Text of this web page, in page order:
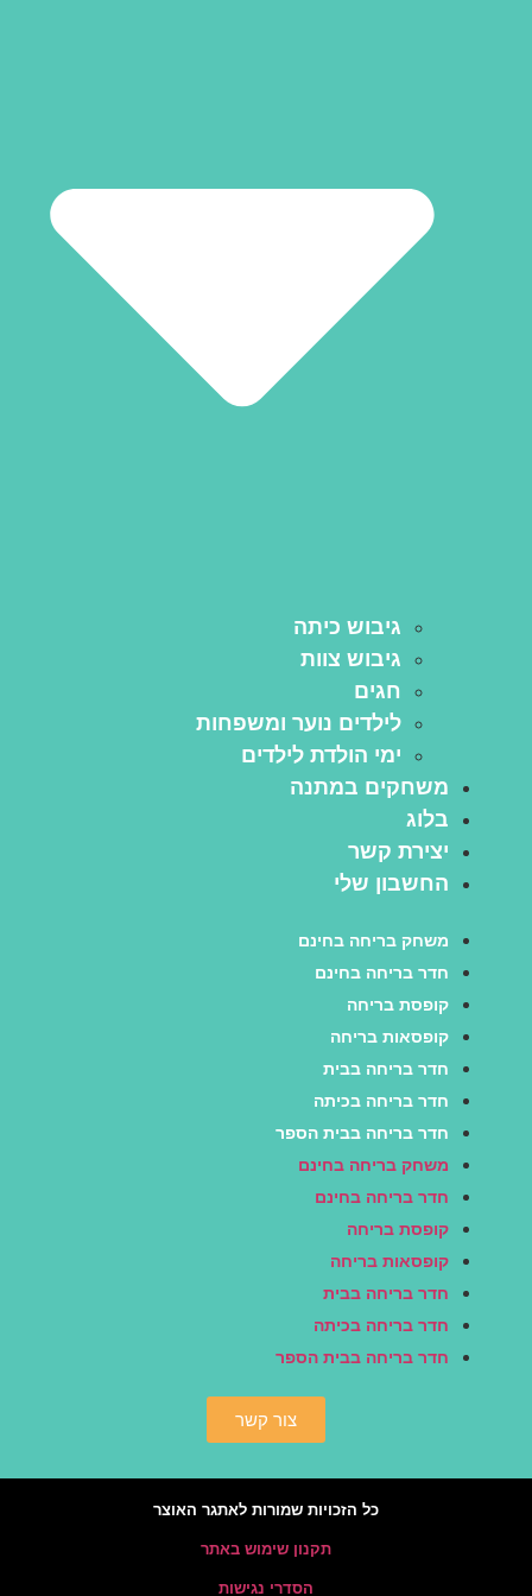
גיבוש כיתה
גיבוש צוות
לילדים נוער ומשפחות
ימי הולדת לילדים
במתנה
קשר
שלי
בריחה בחינם
בריחה בחינם
בריחה
בריחה
בריחה בבית
בריחה בכיתה
בריחה בבית הספר
בריחה בחינם
בריחה בחינם
בריחה
בריחה
בריחה בבית
בריחה בכיתה
בריחה בבית הספר
כל הזכויות שמורות לאתגר האוצר
תקנון שימוש באתר